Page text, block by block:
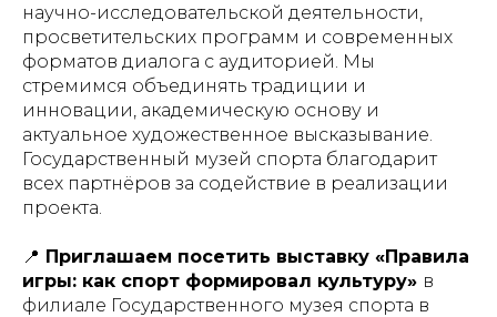
научно-исследовательской деятельности,
просветительских программ и современных
форматов диалога с аудиторией. Мы
стремимся объединять традиции и
инновации, академическую основу и
актуальное художественное высказывание.
Государственный музей спорта благодарит
всех партнёров за содействие в реализации
проекта.
📍 Приглашаем посетить выставку «Правила
игры: как спорт формировал культуру» в
филиале Государственного музея спорта в